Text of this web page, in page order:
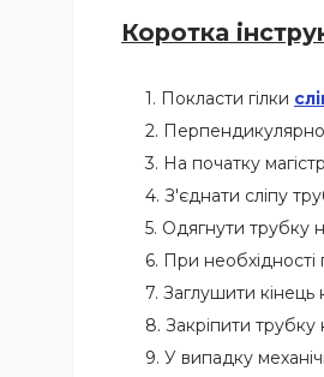
Коротка
Покласти гілки
Перпендикулярно
На початку
З'єднати сліпу
Одягнути трубку
При
Заглушити кінець
Закріпити
У випадку